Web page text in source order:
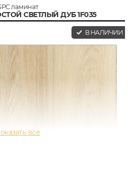
ламинат
СВЕТЛЫЙ ДУБ 1F035
В НАЛИЧИИ